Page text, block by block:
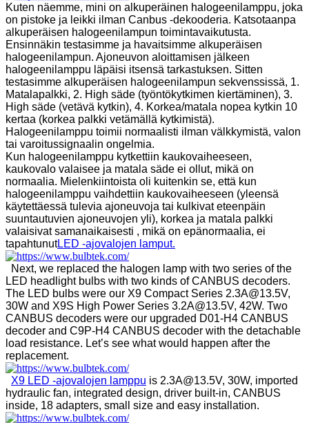
Kuten näemme, mini on alkuperäinen halogeenilamppu, joka
on pistoke ja leikki ilman Canbus -dekooderia. Katsotaanpa
alkuperäisen halogeenilampun toimintavaikutusta.
Ensinnäkin testasimme ja havaitsimme alkuperäisen
halogeenilampun. Ajoneuvon aloittamisen jälkeen
halogeenilamppu läpäisi itsensä tarkastuksen. Sitten
testasimme alkuperäisen halogeenilampun sekvenssissä, 1.
Matalapalkki, 2. High säde (työntökytkimen kiertäminen), 3.
High säde (vetävä kytkin), 4. Korkea/matala nopea kytkin 10
kertaa (korkea palkki vetämällä kytkimistä).
Halogeenilamppu toimii normaalisti ilman välkkymistä, valon
tai varoitussignaalin ongelmia.
Kun halogeenilamppu kytkettiin kaukovaiheeseen,
kaukovalo valaisee ja matala säde ei ollut, mikä on
normaalia. Mielenkiintoista oli kuitenkin se, että kun
halogeenilamppu vaihdettiin kaukovaiheeseen (yleensä
käytettäessä tulevia ajoneuvoja tai kulkivat eteenpäin
suuntautuvien ajoneuvojen yli), korkea ja matala palkki
valaisivat samanaikaisesti , mikä on epänormaalia, ei
tapahtunutLED -ajovalojen lamput.
Next, we replaced the halogen lamp with two series of the
LED headlight bulbs with two kinds of CANBUS decoders.
The LED bulbs were our X9 Compact Series 2.3A@13.5V,
30W and X9S High Power Series 3.2A@13.5V, 42W. Two
CANBUS decoders were our upgraded D01-H4 CANBUS
decoder and C9P-H4 CANBUS decoder with the detachable
load resistance. Let’s see what would happen after the
replacement.
X9 LED -ajovalojen lamppu is 2.3A@13.5V, 30W, imported
hydraulic fan, integrated design, driver built-in, CANBUS
inside, 18 adapters, small size and easy installation.